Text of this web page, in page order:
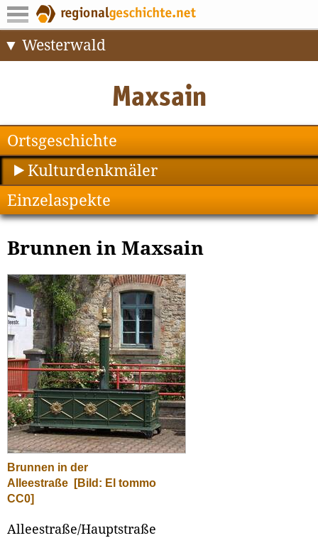
Westerwald
Ortsgeschichte
Kulturdenkmäler
Einzelaspekte
Brunnen in Maxsain
Brunnen in der
Alleestraße
[Bild: El tommo
CC0]
Alleestraße/Hauptstraße